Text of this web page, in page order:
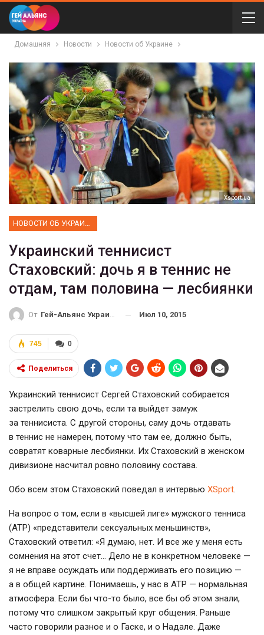
Домашняя Новости Новости об Украине
Хsport.ua
Украинский теннисист
Стаховский: дочь я в теннис не
отдам, там половина — лесбиянки
От Гей-Альянс Украина Июл 10, 2015
0
745
Поделиться
Украинский теннисист Сергей Стаховский собирается
застрелить свою дочь, если та выйдет замуж
за теннисиста. С другой стороны, саму дочь отдавать
в теннис не намерен, потому что там ее, должно быть,
совратят коварные лесбиянки. Их Стаховский в женском
дивизионе насчитал ровно половину состава.
Обо всем этом Стаховский поведал в интервью XSport.
На вопрос о том, если в «высшей лиге» мужского тенниса
(ATP) «представители сексуальных меньшинств»,
Стаховский ответил: «Я думаю, нет. И все же у меня есть
сомнения на этот счет… Дело не в конкретном человеке —
я не вправе осуждать или поддерживать его позицию —
а в общей картине. Понимаешь, у нас в АТР — нормальная
атмосфера. Если бы что-то было, все бы об этом знали,
потому что слишком закрытый круг общения. Раньше
часто говорили разное и о Гаске, и о Надале. Даже